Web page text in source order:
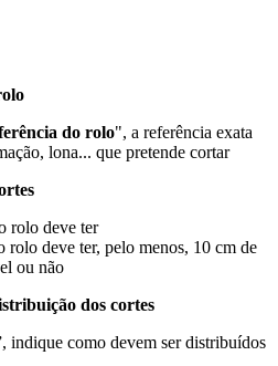
do rolo", a referência exata
lona... que pretende cortar
rolo deve ter
rolo deve ter, pelo menos, 10 cm de
ou não
dos cortes
indique como devem ser distribuídos